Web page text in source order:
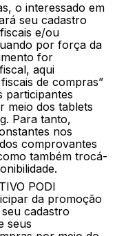
o interessado em
seu cadastro
e/ou
por força da
for
aqui
de compras”
participantes
meio dos tablets
Para tanto,
nos
comprovantes
também trocá-
PODI
da promoção
cadastro
seus